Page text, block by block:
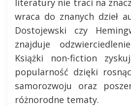
literatury nie traci na
wraca do znanych dzieł
Dostojewski czy
znajduje
Książki non-fiction
popularność dzięki
samorozwoju oraz
różnorodne tematy.